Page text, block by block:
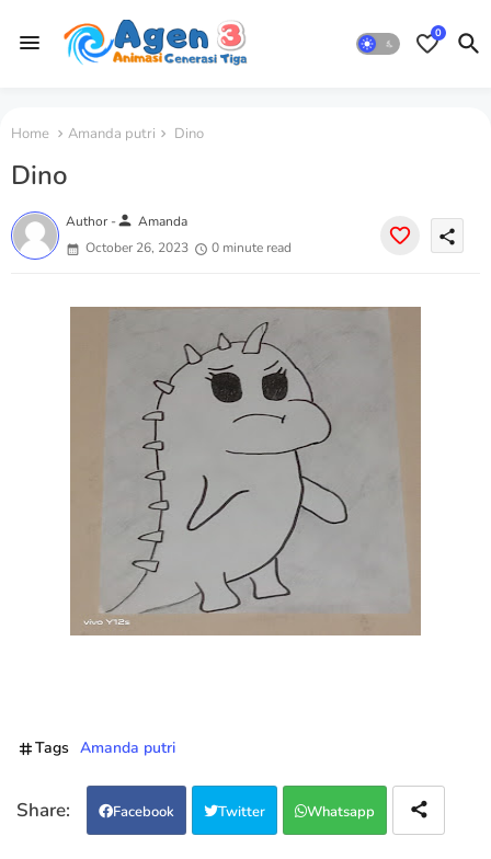
0
Home Amanda putri Dino
Dino
Author -person Amanda
October 26, 2023
0 minute read
share
Tags Amanda putri
Facebook Twitter Whatsapp